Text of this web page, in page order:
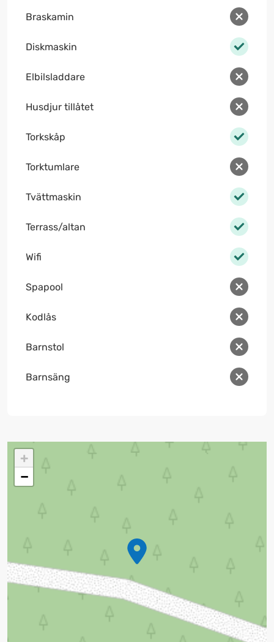
Braskamin
Diskmaskin
Elbilsladdare
Husdjur tillåtet
Torkskåp
Torktumlare
Tvättmaskin
Terrass/altan
Wifi
Spapool
Kodlås
Barnstol
Barnsäng
+
−